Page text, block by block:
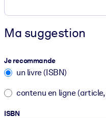
Ma suggestion
Je recommande
un livre (ISBN)
contenu en ligne
ISBN